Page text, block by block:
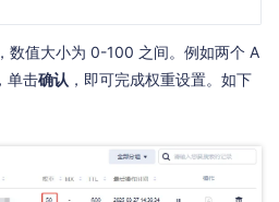
数值大小为 0-100 之间。例如两个 A
单击确认 ，即可完成权重设置。如下